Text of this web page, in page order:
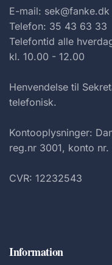
E-mail: sek@fanke.dk
Telefon: 35 43 63 33
Telefontid alle
kl. 10.00 - 12.00
Henvendelse til
telefonisk.
Kontooplysninger:
reg.nr 3001, konto
CVR: 12232543
Information